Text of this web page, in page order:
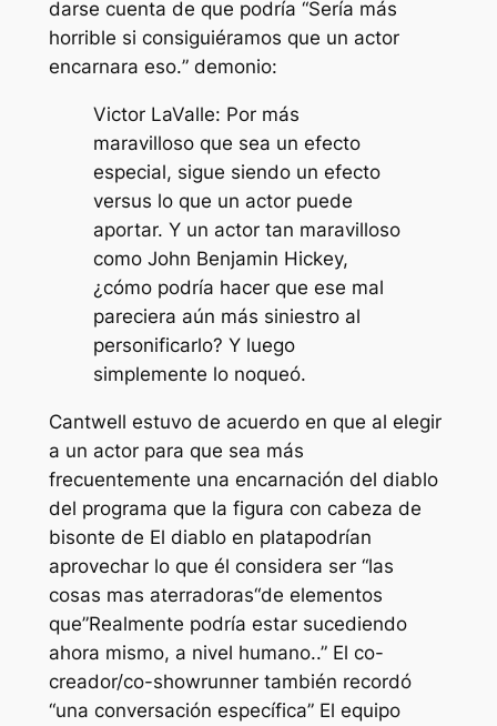
darse cuenta de que podría “Sería más
horrible si consiguiéramos que un actor
encarnara eso.” demonio:
Victor LaValle: Por más
maravilloso que sea un efecto
especial, sigue siendo un efecto
versus lo que un actor puede
aportar. Y un actor tan maravilloso
como John Benjamin Hickey,
¿cómo podría hacer que ese mal
pareciera aún más siniestro al
personificarlo? Y luego
simplemente lo noqueó.
Cantwell estuvo de acuerdo en que al elegir
a un actor para que sea más
frecuentemente una encarnación del diablo
del programa que la figura con cabeza de
bisonte de El diablo en platapodrían
aprovechar lo que él considera ser “las
cosas mas aterradoras“de elementos
que”Realmente podría estar sucediendo
ahora mismo, a nivel humano..” El co-
creador/co-showrunner también recordó
“una conversación específica” El equipo